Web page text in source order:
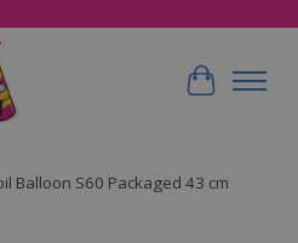
Balloon S60 Packaged 43 cm